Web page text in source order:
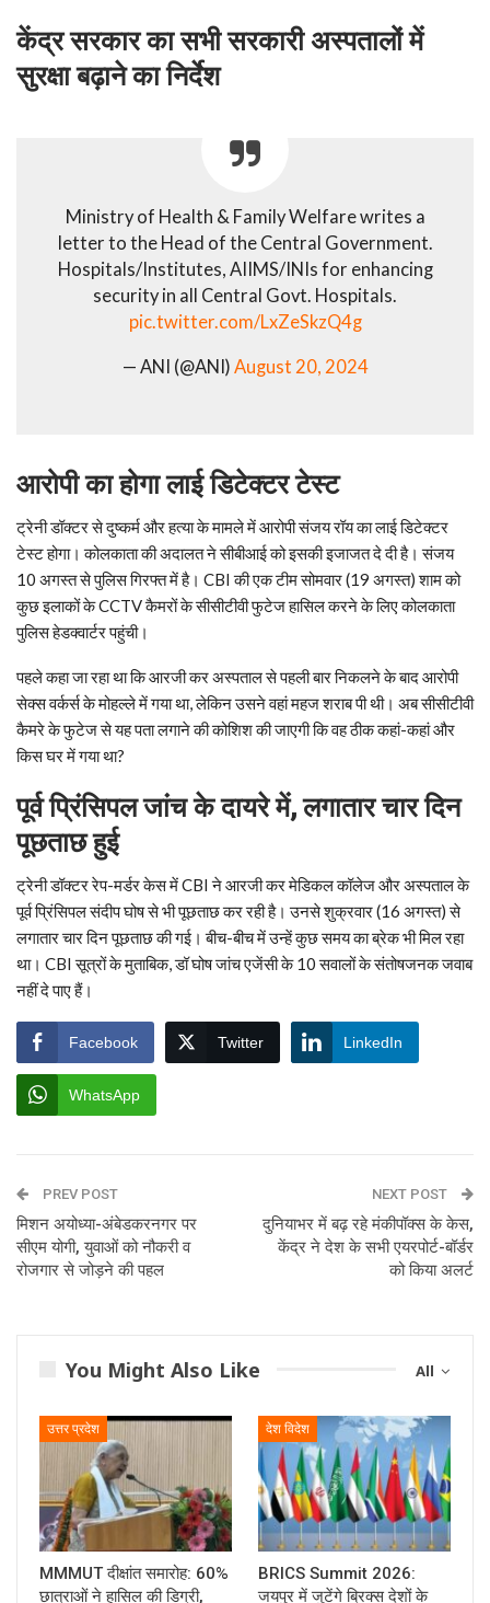
केंद्र सरकार का सभी सरकारी अस्पतालों में
सुरक्षा बढ़ाने का निर्देश
Ministry of Health & Family Welfare writes a
letter to the Head of the Central Government.
Hospitals/Institutes, AIIMS/INIs for enhancing
security in all Central Govt. Hospitals.
pic.twitter.com/LxZeSkzQ4g
— ANI (@ANI) August 20, 2024
आरोपी का होगा लाई डिटेक्टर टेस्ट
ट्रेनी डॉक्टर से दुष्‍कर्म और हत्या के मामले में आरोपी संजय रॉय का लाई डिटेक्टर
टेस्ट होगा। कोलकाता की अदालत ने सीबीआई को इसकी इजाजत दे दी है। संजय
10 अगस्त से पुलिस गिरफ्त में है। CBI की एक टीम सोमवार (19 अगस्त) शाम को
कुछ इलाकों के CCTV कैमरों के सीसीटीवी फुटेज हासिल करने के लिए कोलकाता
पुलिस हेडक्वार्टर पहुंची।
पहले कहा जा रहा था कि आरजी कर अस्पताल से पहली बार निकलने के बाद आरोपी
सेक्स वर्कर्स के मोहल्ले में गया था, लेकिन उसने वहां महज शराब पी थी। अब सीसीटीवी
कैमरे के फुटेज से यह पता लगाने की कोशिश की जाएगी कि वह ठीक कहां-कहां और
किस घर में गया था?
पूर्व प्रिंसिपल जांच के दायरे में,लगातार चार दिन
पूछताछ हुई
ट्रेनी डॉक्टर रेप-मर्डर केस में CBI ने आरजी कर मेडिकल कॉलेज और अस्पताल के
पूर्व प्रिंसिपल संदीप घोष से भी पूछताछ कर रही है। उनसे शुक्रवार (16 अगस्त) से
लगातार चार दिन पूछताछ की गई। बीच-बीच में उन्हें कुछ समय का ब्रेक भी मिल रहा
था। CBI सूत्रों के मुताबिक, डॉ घोष जांच एजेंसी के 10 सवालों के संतोषजनक जवाब
नहीं दे पाए हैं।
Facebook Twitter LinkedIn
WhatsApp
PREV POST
मिशन अयोध्या-अंबेडकरनगर पर
सीएम योगी, युवाओं को नौकरी व
रोजगार से जोड़ने की पहल
NEXT POST
दुनियाभर में बढ़ रहे मंकीपॉक्‍स के केस,
केंद्र ने देश के सभी एयरपोर्ट-बॉर्डर
को किया अलर्ट
All
You Might Also Like
उत्तर प्रदेश
MMMUT दीक्षांत समारोह: 60%
छात्राओं ने हासिल की डिग्री,
देश विदेश
BRICS Summit 2026:
जयपुर में जुटेंगे ब्रिक्स देशों के